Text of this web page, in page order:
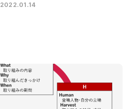
2022.01.14